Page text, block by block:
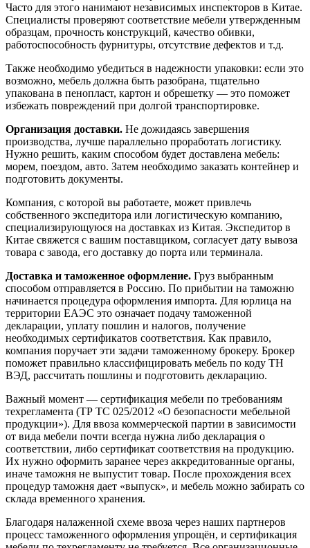
Часто для этого нанимают независимых инспекторов в Китае.
Специалисты проверяют соответствие мебели утвержденным
образцам, прочность конструкций, качество обивки,
работоспособность фурнитуры, отсутствие дефектов и т.д.
Также необходимо убедиться в надежности упаковки: если это
возможно, мебель должна быть разобрана, тщательно
упакована в пенопласт, картон и обрешетку — это поможет
избежать повреждений при долгой транспортировке.
Организация доставки. Не дожидаясь завершения
производства, лучше параллельно проработать логистику.
Нужно решить, каким способом будет доставлена мебель:
морем, поездом, авто. Затем необходимо заказать контейнер и
подготовить документы.
Компания, с которой вы работаете, может привлечь
собственного экспедитора или логистическую компанию,
специализирующуюся на доставках из Китая. Экспедитор в
Китае свяжется с вашим поставщиком, согласует дату вывоза
товара с завода, его доставку до порта или терминала.
Доставка и таможенное оформление. Груз выбранным
способом отправляется в Россию. По прибытии на таможню
начинается процедура оформления импорта. Для юрлица на
территории ЕАЭС это означает подачу таможенной
декларации, уплату пошлин и налогов, получение
необходимых сертификатов соответствия. Как правило,
компания поручает эти задачи таможенному брокеру. Брокер
поможет правильно классифицировать мебель по коду ТН
ВЭД, рассчитать пошлины и подготовить декларацию​.
Важный момент — сертификация мебели по требованиям
техрегламента (ТР ТС 025/2012 «О безопасности мебельной
продукции»). Для ввоза коммерческой партии в зависимости
от вида мебели почти всегда нужна либо декларация о
соответствии, либо сертификат соответствия на продукцию​.
Их нужно оформить заранее через аккредитованные органы,
иначе таможня не выпустит товар. После прохождения всех
процедур таможня дает «выпуск», и мебель можно забирать со
склада временного хранения.
Благодаря налаженной схеме ввоза через наших партнеров
процесс таможенного оформления упрощён, и сертификация